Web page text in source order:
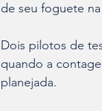
de seu foguete
Dois pilotos de
quando a
planejada.